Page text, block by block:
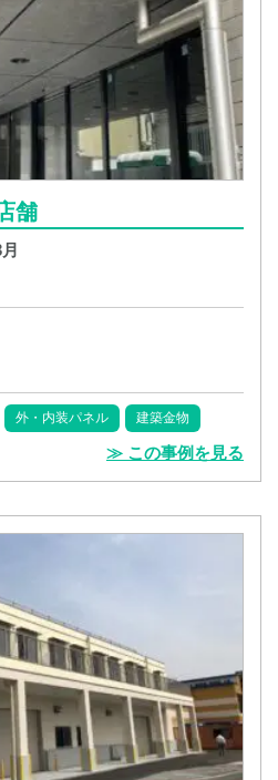
舗
外・内装パネル 建築金物
≫ この事例を見る